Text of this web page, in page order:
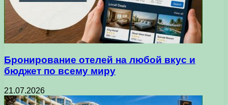
Бронирование отелей на любой вкус и
бюджет по всему миру
21.07.2026